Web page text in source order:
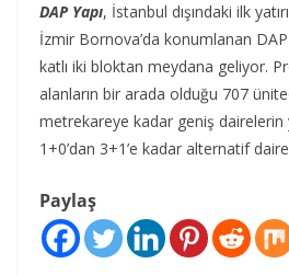
DAP Yapı, İstanbul dışındaki ilk
İzmir Bornova’da konumlanan
katlı iki bloktan meydana geliyor.
alanların bir arada olduğu 707
metrekareye kadar geniş dairelerin
1+0’dan 3+1’e kadar alternatif
Paylaş